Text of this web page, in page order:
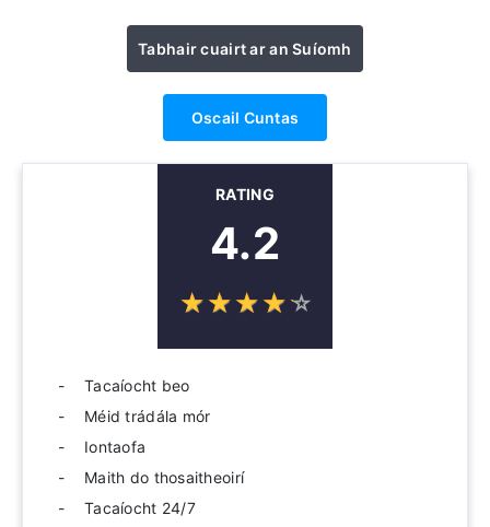
Tabhair cuairt ar an Suíomh
Oscail Cuntas
RATING
4.2
☆☆☆☆☆
★★★★★
Tacaíocht beo
Méid trádála mór
Iontaofa
Maith do thosaitheoirí
Tacaíocht 24/7